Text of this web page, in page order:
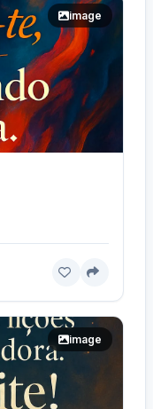
image
image